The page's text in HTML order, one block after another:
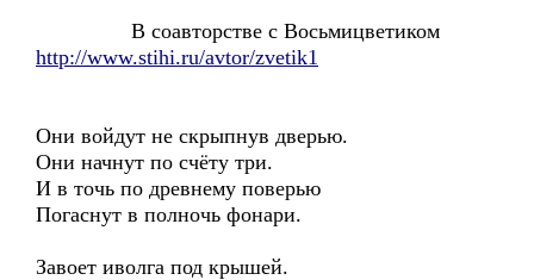
В соавторстве с Восьмицветиком
http://www.stihi.ru/avtor/zvetik1
Они войдут не скрыпнув дверью.
Они начнут по счёту три.
И в точь по древнему поверью
Погаснут в полночь фонари.
Завоет иволга под крышей.